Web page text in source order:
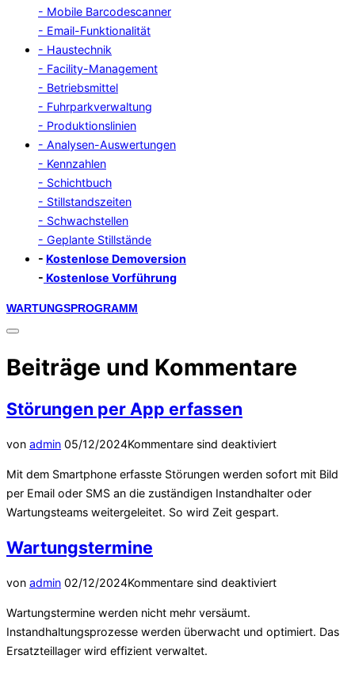
- Mobile Barcodescanner
- Email-Funktionalität
- Haustechnik
- Facility-Management
- Betriebsmittel
- Fuhrparkverwaltung
- Produktionslinien
- Analysen-Auswertungen
- Kennzahlen
- Schichtbuch
- Stillstandszeiten
- Schwachstellen
- Geplante Stillstände
- Kostenlose Demoversion
- Kostenlose Vorführung
Zum
Inhalt
WARTUNGSPROGRAMM
Seitenleiste
Navigation
umschalten
Beiträge und Kommentare
Störungen per App erfassen
von adminVeröffentlicht
05/12/2024Kommentare sind deaktiviert
Mit dem Smartphone erfasste Störungen werden sofort mit Bild
per Email oder SMS an die zuständigen Instandhalter oder
Wartungsteams weitergeleitet. So wird Zeit gespart.
Wartungstermine
von adminVeröffentlicht
02/12/2024Kommentare sind deaktiviert
Wartungstermine werden nicht mehr versäumt.
Instandhaltungsprozesse werden überwacht und optimiert. Das
Ersatzteillager wird effizient verwaltet.